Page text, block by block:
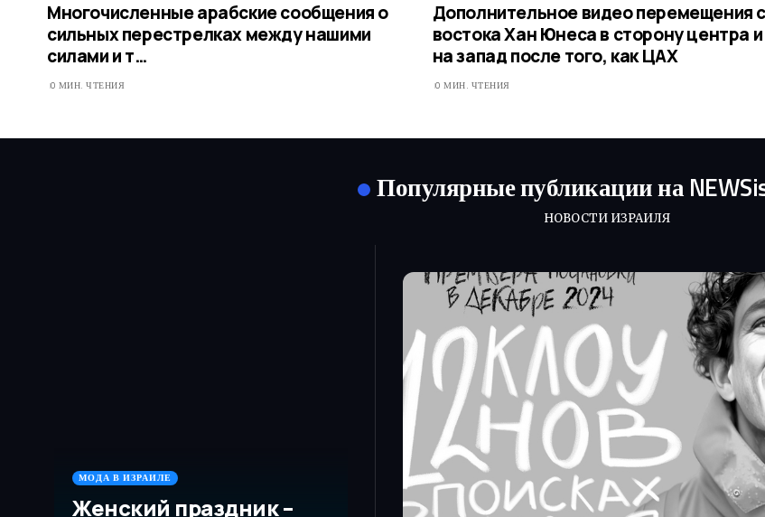
Многочисленные арабские сообщения о
сильных перестрелках между нашими
силами и т…​
0 МИН. ЧТЕНИЯ
Дополнительное видео перемещения с
востока Хан Юнеса в сторону центра и
на запад после того, как ЦАХ
0 МИН. ЧТЕНИЯ
Популярные публикации на
НОВОСТИ ИЗРАИЛЯ
МОДА В ИЗРАИЛЕ
Женский праздник –